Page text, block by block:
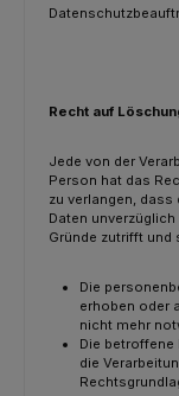
Recht auf
Jede von der
Person hat das
zu verlangen,
Daten
Gründe zutrifft und
Die
erhoben oder
nicht mehr
Die betroffene
die